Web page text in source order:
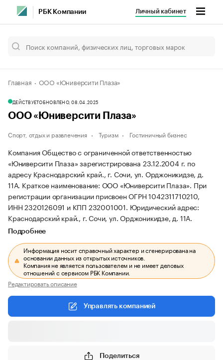
РБК Компании Личный кабинет
Главная ООО «Юниверсити Плаза»
ДЕЙСТВУЕТОБНОВЛЕНО, 08.04.2025
ООО «Юниверсити Плаза»
Спорт, отдых и развлечения Туризм Гостиничный бизнес
Компания Общество с ограниченной ответственностью
«Юниверсити Плаза» зарегистрирована 23.12.2004 г. по
адресу Краснодарский край., г. Сочи, ул. Орджоникидзе, д.
11А. Краткое наименование: ООО «Юниверсити Плаза». При
регистрации организации присвоен ОГРН 1042311710210,
ИНН 2320126091 и КПП 232001001. Юридический адрес:
Краснодарский край., г. Сочи, ул. Орджоникидзе, д. 11А.
Подробнее
Информация носит справочный характер и сгенерирована на
основании данных из открытых источников.
Компания не является пользователем и не имеет деловых
отношений с сервисом РБК Компании.
Редактировать описание
Управлять компанией
Поделиться